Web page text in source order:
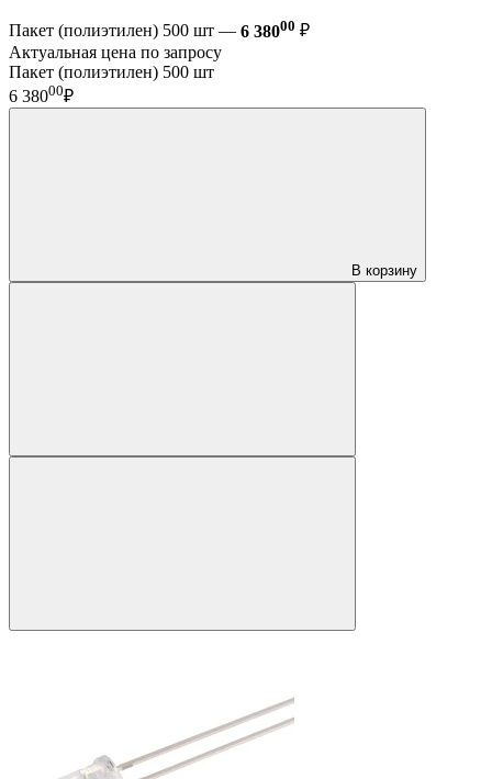
Пакет (полиэтилен) 500 шт — 6 38000 ₽
Актуальная цена по запросу
Пакет (полиэтилен) 500 шт
6 38000₽
В корзину